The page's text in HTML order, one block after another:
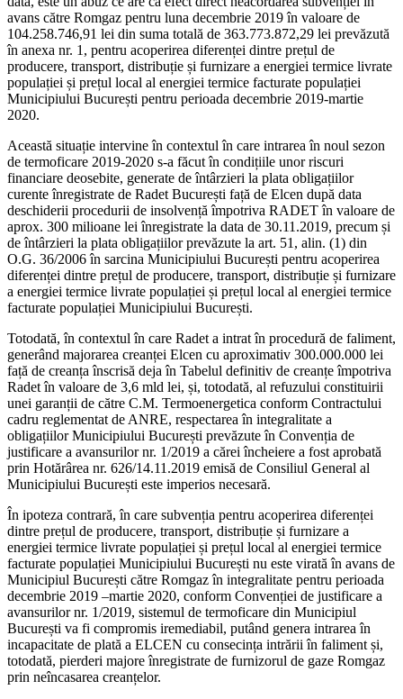
avans către Romgaz pentru luna decembrie 2019 în valoare de
104.258.746,91 lei din suma totală de 363.773.872,29 lei prevăzută
în anexa nr. 1, pentru acoperirea diferenței dintre prețul de
producere, transport, distribuție și furnizare a energiei termice livrate
populației și prețul local al energiei termice facturate populației
Municipiului București pentru perioada decembrie 2019-martie
2020.
Această situație intervine în contextul în care intrarea în noul sezon
de termoficare 2019-2020 s-a făcut în condițiile unor riscuri
financiare deosebite, generate de întârzieri la plata obligațiilor
curente înregistrate de Radet București față de Elcen după data
deschiderii procedurii de insolvență împotriva RADET în valoare de
aprox. 300 milioane lei înregistrate la data de 30.11.2019, precum și
de întârzieri la plata obligațiilor prevăzute la art. 51, alin. (1) din
O.G. 36/2006 în sarcina Municipiului București pentru acoperirea
diferenței dintre prețul de producere, transport, distribuție și furnizare
a energiei termice livrate populației și prețul local al energiei termice
facturate populației Municipiului București.
Totodată, în contextul în care Radet a intrat în procedură de faliment,
generând majorarea creanței Elcen cu aproximativ 300.000.000 lei
față de creanța înscrisă deja în Tabelul definitiv de creanțe împotriva
Radet în valoare de 3,6 mld lei, și, totodată, al refuzului constituirii
unei garanții de către C.M. Termoenergetica conform Contractului
cadru reglementat de ANRE, respectarea în integralitate a
obligațiilor Municipiului București prevăzute în Convenția de
justificare a avansurilor nr. 1/2019 a cărei încheiere a fost aprobată
prin Hotărârea nr. 626/14.11.2019 emisă de Consiliul General al
Municipiului București este imperios necesară.
În ipoteza contrară, în care subvenția pentru acoperirea diferenței
dintre prețul de producere, transport, distribuție și furnizare a
energiei termice livrate populației și prețul local al energiei termice
facturate populației Municipiului București nu este virată în avans de
Municipiul București către Romgaz în integralitate pentru perioada
decembrie 2019 –martie 2020, conform Convenției de justificare a
avansurilor nr. 1/2019, sistemul de termoficare din Municipiul
București va fi compromis iremediabil, putând genera intrarea în
incapacitate de plată a ELCEN cu consecința intrării în faliment și,
totodată, pierderi majore înregistrate de furnizorul de gaze Romgaz
prin neîncasarea creanțelor.